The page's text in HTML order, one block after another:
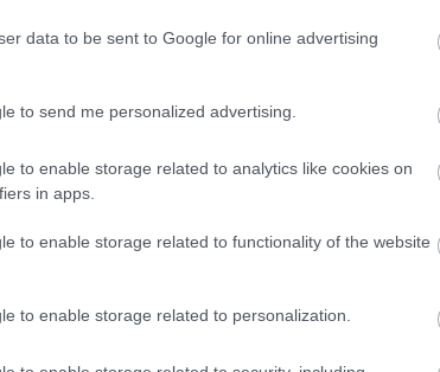
data to be sent to Google for online advertising
to send me personalized advertising.
to enable storage related to analytics like cookies on
in apps.
to enable storage related to functionality of the website
to enable storage related to personalization.